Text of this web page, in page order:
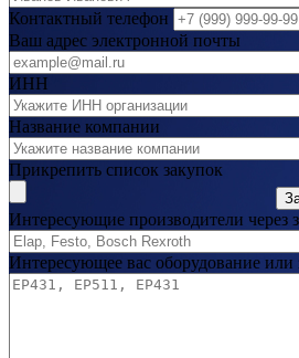
Контактный телефон
Ваш адрес электронной почты
ИНН
Название компании
Прикрепить список закупок
Интересующие производители через
Интересующее вас оборудование или